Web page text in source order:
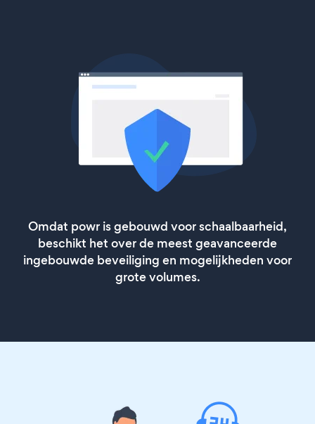
Omdat powr is gebouwd voor schaalbaarheid,
beschikt het over de meest geavanceerde
ingebouwde beveiliging en mogelijkheden voor
grote volumes.